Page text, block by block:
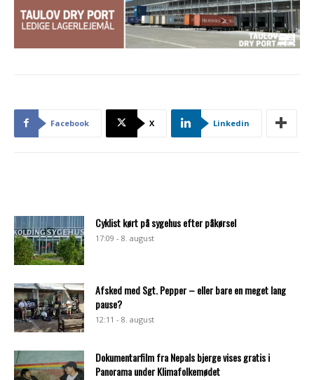
Facebook X Linkedin
Cyklist kørt på sygehus efter påkørsel
17:09 - 8. august
Afsked med Sgt. Pepper – eller bare en meget lang
pause?
12:11 - 8. august
Dokumentarfilm fra Nepals bjerge vises gratis i
Panorama under Klimafolkemødet